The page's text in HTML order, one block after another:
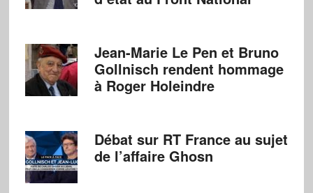
Jean-Marie Le Pen et Bruno
Gollnisch rendent hommage
à Roger Holeindre
Débat sur RT France au sujet
de l’affaire Ghosn